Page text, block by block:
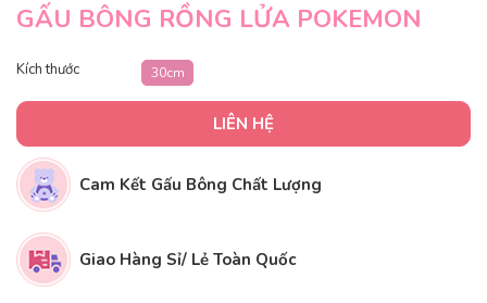
GẤU BÔNG RỒNG LỬA POKEMON
Kích thước 30cm
LIÊN HỆ
Cam Kết Gấu Bông Chất Lượng
Giao Hàng Sỉ/ Lẻ Toàn Quốc